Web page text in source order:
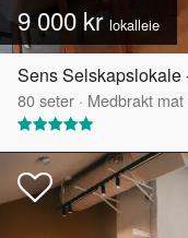
9 000 kr lokalleie
Sens Selskapslokale
80seter · Medbrakt mat